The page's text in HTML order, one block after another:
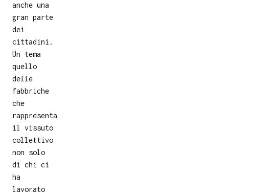
anche una
gran parte
dei
cittadini.
Un tema
quello
delle
fabbriche
che
rappresenta
il vissuto
collettivo
non solo
di chi ci
ha
lavorato